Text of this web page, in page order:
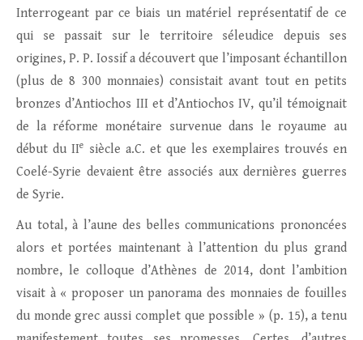
Interrogeant par ce biais un matériel représentatif de ce
qui se passait sur le territoire séleudice depuis ses
origines, P. P. Iossif a découvert que l’imposant échantillon
(plus de 8 300 monnaies) consistait avant tout en petits
bronzes d’Antiochos III et d’Antiochos IV, qu’il témoignait
de la réforme monétaire survenue dans le royaume au
début du IIe
siècle a.C. et que les exemplaires trouvés en
Coelé-Syrie devaient être associés aux dernières guerres
de Syrie.
Au total, à l’aune des belles communications prononcées
alors et portées maintenant à l’attention du plus grand
nombre, le colloque d’Athènes de 2014, dont l’ambition
visait à « proposer un panorama des monnaies de fouilles
du monde grec aussi complet que possible » (p. 15), a tenu